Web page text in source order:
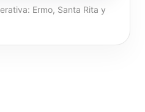
Ermo, Santa Rita y